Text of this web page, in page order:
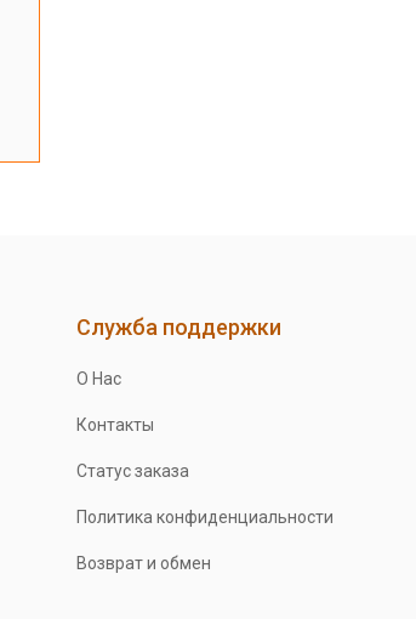
Служба поддержки
О Нас
Контакты
Статус заказа
Политика конфиденциальности
Возврат и обмен